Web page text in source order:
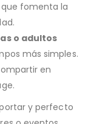
fomenta la
o adultos
más simples.
en
y perfecto